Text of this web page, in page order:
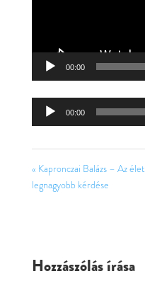
00:00
00:00
« Kapronczai Balázs – Az élet
legnagyobb kérdése
Hozzászólás írása